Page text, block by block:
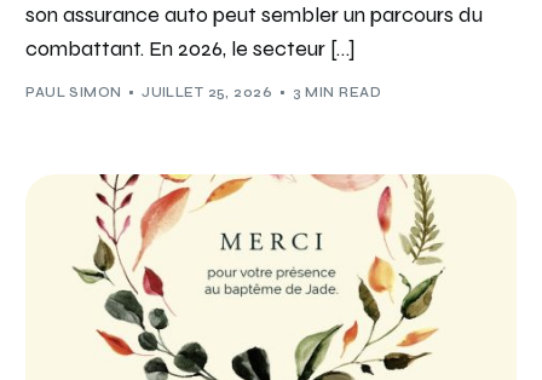
son assurance auto peut sembler un parcours du
combattant. En 2026, le secteur […]
PAUL SIMON JUILLET 25, 2026 3 MIN READ